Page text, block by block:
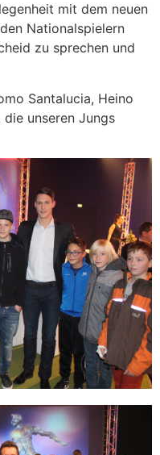
mit dem neuen
Nationalspielern
zu sprechen und
Santalucia, Heino
unseren Jungs